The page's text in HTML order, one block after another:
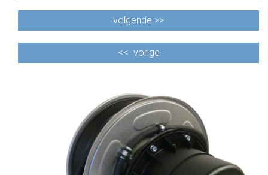
volgende >>
<< vorige